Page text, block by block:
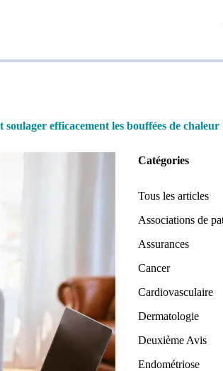
efficacement les bouffées de chaleur
Catégories
Tous les articles
Associations de
Assurances
Cancer
Cardiovasculaire
Dermatologie
Deuxième Avis
Endométriose